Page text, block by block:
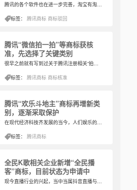
腾讯的各个软件也在进一步完善，淘宝有淘宝的客服，拼多多、京东等都有自己独立的客服，作为电商服务平台，这几乎是必粗具备的。更何况现在还有抖音，因为参与销售相关商标而增设了不同品牌店内的客服。所以腾讯在微信这个层面上，在增加项目的同时也完善了客服这一服务。
标签：腾讯商标 商标驳回
腾讯“微信拍一拍”等商标获核
准，先选择了关键类别
标签：腾讯商标 商标核准
腾讯“欢乐斗地主”商标再增新类
别，逐渐采取保护
在现代经济科技齐发展的当今，人们娱乐的方式渐渐从线下转移到线上，很多网络游戏都深受大众的喜爱。其中，普及型比较高的《欢乐斗地主》，就是适合各种年龄阶段人们玩的网络游戏。据悉，这是腾讯移动游戏平台的首款实时对战棋牌手游，通过扑克牌来决定游戏的胜负。此外，该游戏于2008年4月发布。
标签：腾讯商标
全民K歌相关企业新增“全民播
客”商标，目前状态为申请中